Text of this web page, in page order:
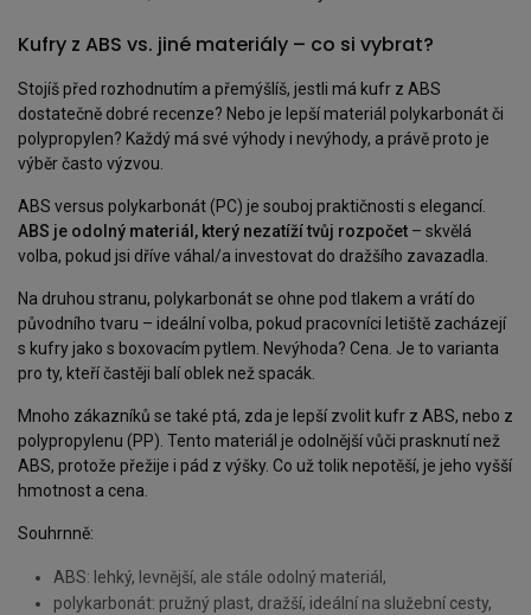
Kufry z ABS vs. jiné materiály – co si vybrat?
Stojíš před rozhodnutím a přemýšlíš, jestli má kufr z ABS
dostatečně dobré recenze? Nebo je lepší materiál polykarbonát či
polypropylen? Každý má své výhody i nevýhody, a právě proto je
výběr často výzvou.
ABS versus polykarbonát (PC) je souboj praktičnosti s elegancí.
ABS je odolný materiál, který nezatíží tvůj rozpočet – skvělá
volba, pokud jsi dříve váhal/a investovat do dražšího zavazadla.
Na druhou stranu, polykarbonát se ohne pod tlakem a vrátí do
původního tvaru – ideální volba, pokud pracovníci letiště zacházejí
s kufry jako s boxovacím pytlem. Nevýhoda? Cena. Je to varianta
pro ty, kteří častěji balí oblek než spacák.
Mnoho zákazníků se také ptá, zda je lepší zvolit kufr z ABS, nebo z
polypropylenu (PP). Tento materiál je odolnější vůči prasknutí než
ABS, protože přežije i pád z výšky. Co už tolik nepotěší, je jeho vyšší
hmotnost a cena.
Souhrnně:
ABS: lehký, levnější, ale stále odolný materiál,
polykarbonát: pružný plast, dražší, ideální na služební cesty,